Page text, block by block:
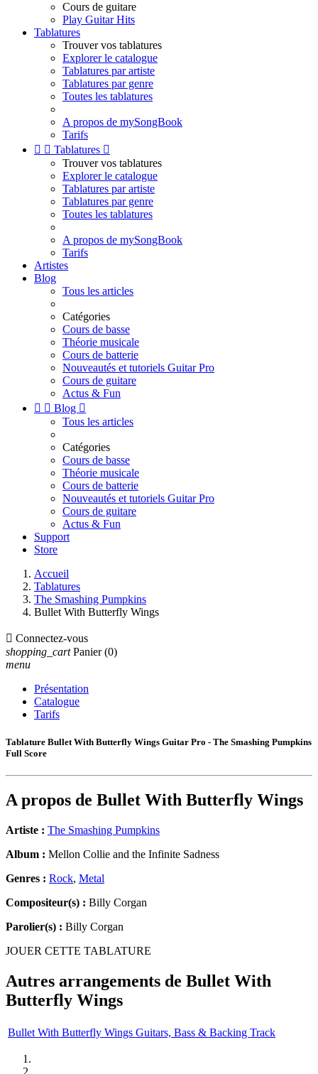
Cours de guitare
Play Guitar Hits
Tablatures
Trouver vos tablatures
Explorer le catalogue
Tablatures par artiste
Tablatures par genre
Toutes les tablatures
A propos de mySongBook
Tarifs
  Tablatures 
Trouver vos tablatures
Explorer le catalogue
Tablatures par artiste
Tablatures par genre
Toutes les tablatures
A propos de mySongBook
Tarifs
Artistes
Blog
Tous les articles
Catégories
Cours de basse
Théorie musicale
Cours de batterie
Nouveautés et tutoriels Guitar Pro
Cours de guitare
Actus & Fun
  Blog 
Tous les articles
Catégories
Cours de basse
Théorie musicale
Cours de batterie
Nouveautés et tutoriels Guitar Pro
Cours de guitare
Actus & Fun
Support
Store
Accueil
Tablatures
The Smashing Pumpkins
Bullet With Butterfly Wings
 Connectez-vous
shopping_cart Panier (0)
menu
Présentation
Catalogue
Tarifs
Tablature Bullet With Butterfly Wings Guitar Pro - The Smashing Pumpkins
Full Score
A propos de Bullet With Butterfly Wings
Artiste : The Smashing Pumpkins
Album : Mellon Collie and the Infinite Sadness
Genres : Rock, Metal
Compositeur(s) : Billy Corgan
Parolier(s) : Billy Corgan
JOUER CETTE TABLATURE
Autres arrangements de Bullet With
Butterfly Wings
Bullet With Butterfly Wings Guitars, Bass & Backing Track